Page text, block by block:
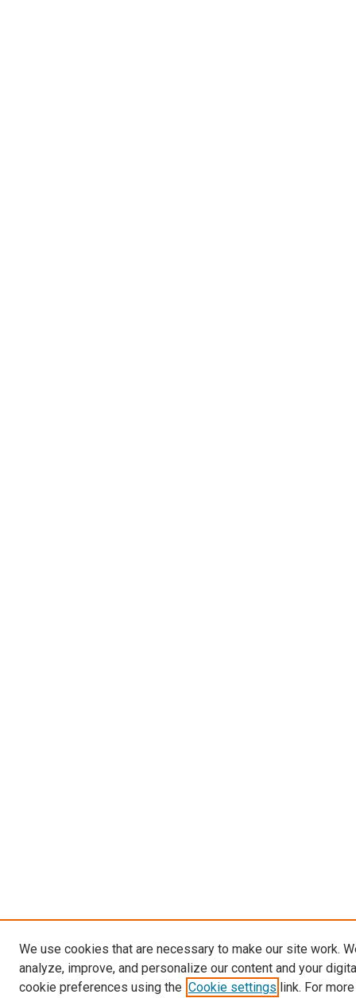
We use cookies that are necessary to make our site work.
analyze, improve, and personalize our content and your
cookie preferences using the Cookie settings link. For